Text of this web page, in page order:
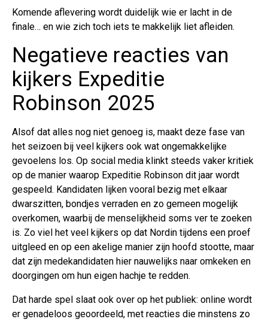
Komende aflevering wordt duidelijk wie er lacht in de
finale… en wie zich toch iets te makkelijk liet afleiden.
Negatieve reacties van
kijkers Expeditie
Robinson 2025
Alsof dat alles nog niet genoeg is, maakt deze fase van
het seizoen bij veel kijkers ook wat ongemakkelijke
gevoelens los. Op social media klinkt steeds vaker kritiek
op de manier waarop Expeditie Robinson dit jaar wordt
gespeeld. Kandidaten lijken vooral bezig met elkaar
dwarszitten, bondjes verraden en zo gemeen mogelijk
overkomen, waarbij de menselijkheid soms ver te zoeken
is. Zo viel het veel kijkers op dat Nordin tijdens een proef
uitgleed en op een akelige manier zijn hoofd stootte, maar
dat zijn medekandidaten hier nauwelijks naar omkeken en
doorgingen om hun eigen hachje te redden.
Dat harde spel slaat ook over op het publiek: online wordt
er genadeloos geoordeeld, met reacties die minstens zo